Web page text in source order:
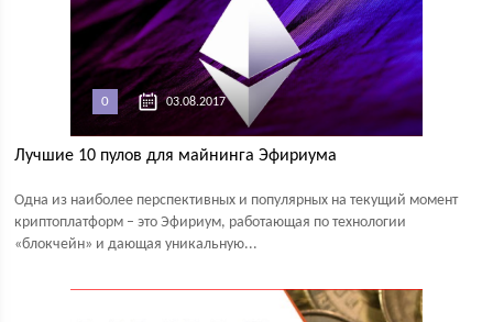
0 03.08.2017
Лучшие 10 пулов для майнинга Эфириума
Одна из наиболее перспективных и популярных на текущий момент
криптоплатформ – это Эфириум, работающая по технологии
«блокчейн» и дающая уникальную...